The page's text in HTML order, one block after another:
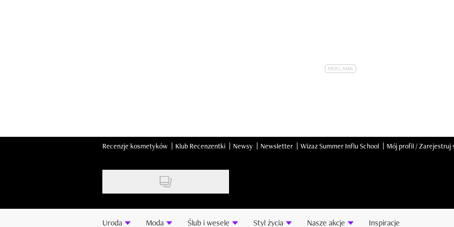
Recenzje kosmetyków Klub Recenzentki Newsy Newsletter Wizaz Summer Influ School Mój profil / Zarejestruj
Uroda Moda Ślub i wesele Styl życia Nasze akcje Inspiracje